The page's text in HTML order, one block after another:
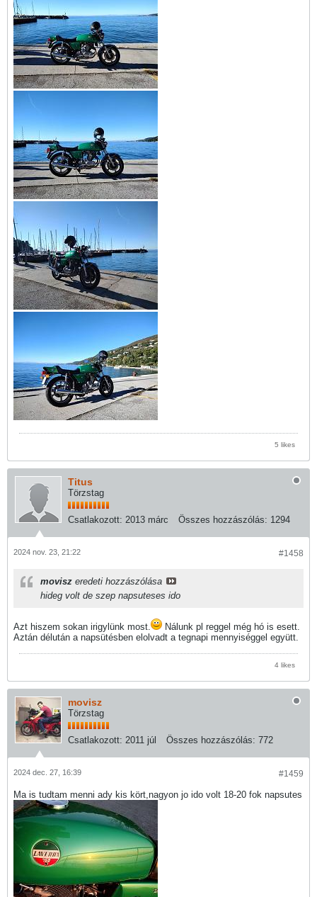
5 likes
Titus
Törzstag
Csatlakozott: 2013 márc Összes hozzászólás: 1294
#1458
2024 nov. 23, 21:22
movisz eredeti hozzászólása
hideg volt de szep napsuteses ido
Azt hiszem sokan irigylünk most.
Nálunk pl reggel még hó is esett.
Aztán délután a napsütésben elolvadt a tegnapi mennyiséggel együtt.
4 likes
movisz
Törzstag
Csatlakozott: 2011 júl Összes hozzászólás: 772
#1459
2024 dec. 27, 16:39
Ma is tudtam menni ady kis kört,nagyon jo ido volt 18-20 fok napsutes